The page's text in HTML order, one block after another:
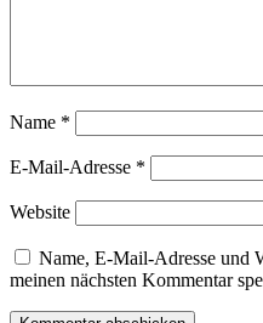
Name *
E-Mail-Adresse *
Website
Name, E-Mail-Adresse und
meinen nächsten Kommentar